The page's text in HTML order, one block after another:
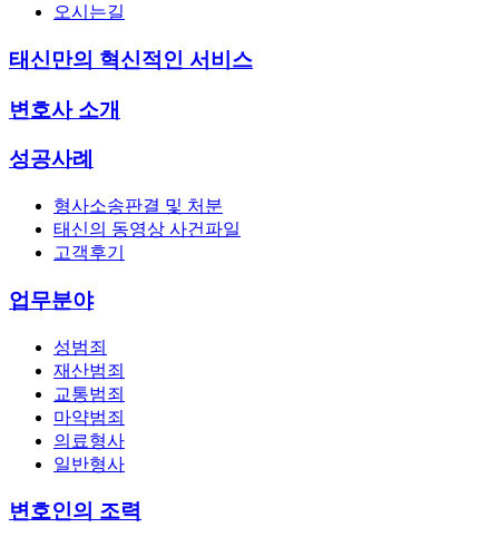
오시는길
태신만의 혁신적인 서비스
변호사 소개
성공사례
형사소송판결 및 처분
태신의 동영상 사건파일
고객후기
업무분야
성범죄
재산범죄
교통범죄
마약범죄
의료형사
일반형사
변호인의 조력